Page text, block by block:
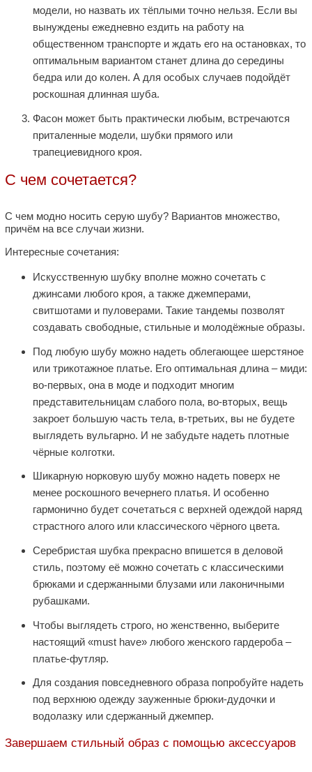
модели, но назвать их тёплыми точно нельзя. Если вы
вынуждены ежедневно ездить на работу на
общественном транспорте и ждать его на остановках, то
оптимальным вариантом станет длина до середины
бедра или до колен. А для особых случаев подойдёт
роскошная длинная шуба.
Фасон может быть практически любым, встречаются
приталенные модели, шубки прямого или
трапециевидного кроя.
С чем сочетается?
С чем модно носить серую шубу? Вариантов множество,
причём на все случаи жизни.
Интересные сочетания:
Искусственную шубку вполне можно сочетать с
джинсами любого кроя, а также джемперами,
свитшотами и пуловерами. Такие тандемы позволят
создавать свободные, стильные и молодёжные образы.
Под любую шубу можно надеть облегающее шерстяное
или трикотажное платье. Его оптимальная длина – миди:
во-первых, она в моде и подходит многим
представительницам слабого пола, во-вторых, вещь
закроет большую часть тела, в-третьих, вы не будете
выглядеть вульгарно. И не забудьте надеть плотные
чёрные колготки.
Шикарную норковую шубу можно надеть поверх не
менее роскошного вечернего платья. И особенно
гармонично будет сочетаться с верхней одеждой наряд
страстного алого или классического чёрного цвета.
Серебристая шубка прекрасно впишется в деловой
стиль, поэтому её можно сочетать с классическими
брюками и сдержанными блузами или лаконичными
рубашками.
Чтобы выглядеть строго, но женственно, выберите
настоящий «must have» любого женского гардероба –
платье-футляр.
Для создания повседневного образа попробуйте надеть
под верхнюю одежду зауженные брюки-дудочки и
водолазку или сдержанный джемпер.
Завершаем стильный образ с помощью аксессуаров